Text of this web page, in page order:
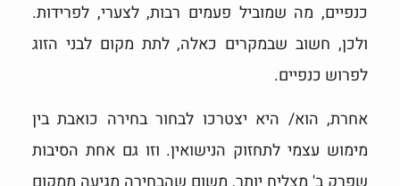
כנפיים, מה שמוביל פעמים רבות, לצערי, לפרידות.
ולכן, חשוב שבמקרים כאלה, לתת מקום לבני הזוג
לפרוש כנפיים.
אחרת, הוא/ היא יצטרכו לבחור בחירה כואבת בין
מימוש עצמי לתחזוק הנישואין. וזו גם אחת הסיבות